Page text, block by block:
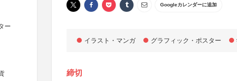
ー
Googleカレンダーに追加
イラスト・マンガ グラフィック・ポスター
締切